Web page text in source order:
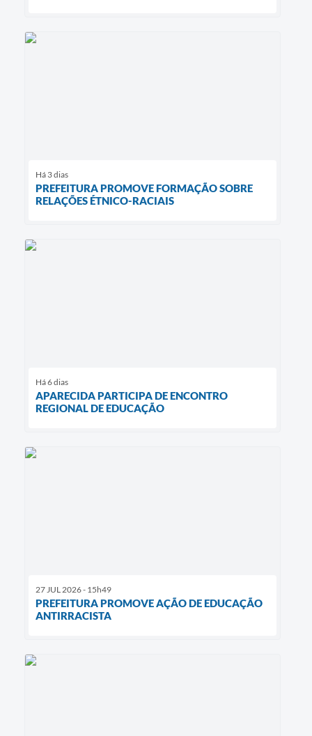
Há 3 dias
PREFEITURA PROMOVE FORMAÇÃO SOBRE
RELAÇÕES ÉTNICO-RACIAIS
Há 6 dias
APARECIDA PARTICIPA DE ENCONTRO
REGIONAL DE EDUCAÇÃO
27 JUL 2026 - 15h49
PREFEITURA PROMOVE AÇÃO DE EDUCAÇÃO
ANTIRRACISTA